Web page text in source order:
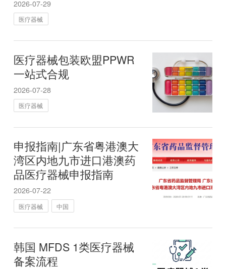
2026-07-29
医疗器械
医疗器械包装欧盟PPWR
一站式合规
2026-07-28
医疗器械
申报指南|广东省粤港澳大
湾区内地九市进口港澳药
品医疗器械申报指南
2026-07-22
医疗器械 中国
韩国 MFDS 1类医疗器械
备案流程